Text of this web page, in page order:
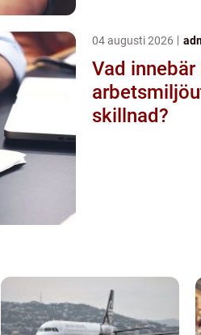
04 augusti 2026
Vad
skillnad?